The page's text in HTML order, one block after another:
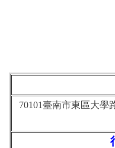
70101臺南市東區大學